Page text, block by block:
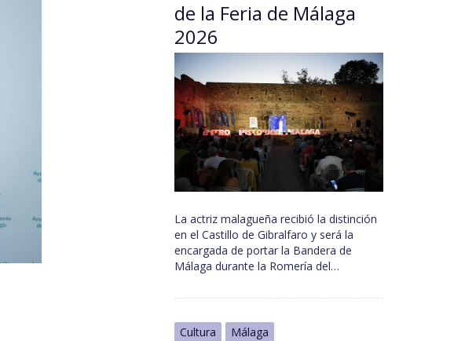
de la Feria de Málaga
2026
La actriz malagueña recibió la distinción
en el Castillo de Gibralfaro y será la
encargada de portar la Bandera de
Málaga durante la Romería del…
Cultura Málaga